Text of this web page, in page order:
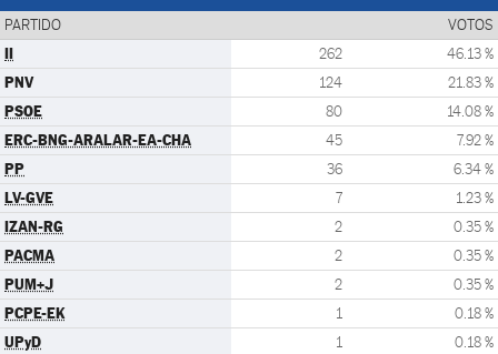
PARTIDO VOTOS
II 262 46.13 %
PNV 124 21.83 %
PSOE 80 14.08 %
ERC-BNG-ARALAR-EA-CHA 45 7.92 %
PP 36 6.34 %
LV-GVE 7 1.23 %
IZAN-RG 2 0.35 %
PACMA 2 0.35 %
PUM+J 2 0.35 %
PCPE-EK 1 0.18 %
UPyD 1 0.18 %